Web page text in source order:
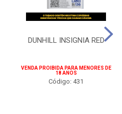
DUNHILL INSIGNIA RED
VENDA PROIBIDA PARA MENORES DE
18 ANOS
Código: 431